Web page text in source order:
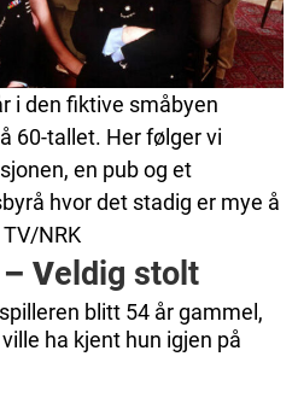
i den fiktive småbyen
60-tallet. Her følger vi
en pub og et
hvor det stadig er mye å
TV/NRK
Veldig stolt
blitt 54 år gammel,
ha kjent hun igjen på